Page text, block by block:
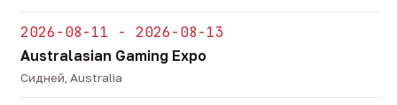
2026-08-11 - 2026-08-13
Australasian Gaming Expo
Сидней, Australia